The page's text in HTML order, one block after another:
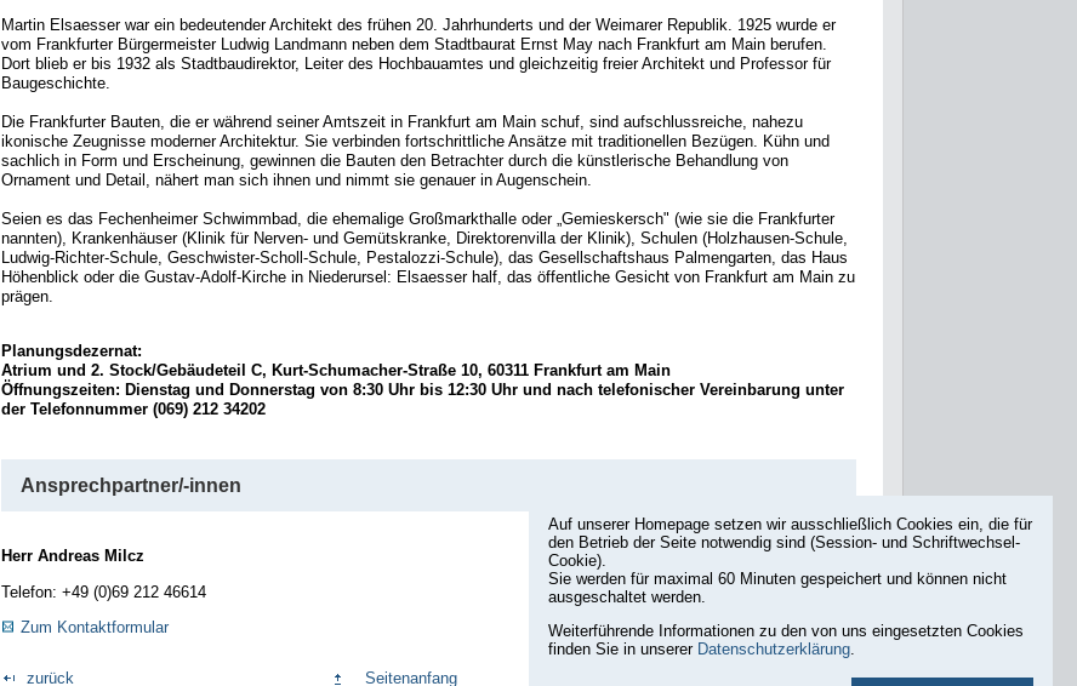
Martin Elsaesser war ein bedeutender Architekt des frühen 20. Jahrhunderts und der Weimarer Republik. 1925 wurde er
vom Frankfurter Bürgermeister Ludwig Landmann neben dem Stadtbaurat Ernst May nach Frankfurt am Main berufen.
Dort blieb er bis 1932 als Stadtbaudirektor, Leiter des Hochbauamtes und gleichzeitig freier Architekt und Professor für
Baugeschichte.
Die Frankfurter Bauten, die er während seiner Amtszeit in Frankfurt am Main schuf, sind aufschlussreiche, nahezu
ikonische Zeugnisse moderner Architektur. Sie verbinden fortschrittliche Ansätze mit traditionellen Bezügen. Kühn und
sachlich in Form und Erscheinung, gewinnen die Bauten den Betrachter durch die künstlerische Behandlung von
Ornament und Detail, nähert man sich ihnen und nimmt sie genauer in Augenschein.
Seien es das Fechenheimer Schwimmbad, die ehemalige Großmarkthalle oder „Gemieskersch" (wie sie die Frankfurter
nannten), Krankenhäuser (Klinik für Nerven- und Gemütskranke, Direktorenvilla der Klinik), Schulen (Holzhausen-Schule,
Ludwig-Richter-Schule, Geschwister-Scholl-Schule, Pestalozzi-Schule), das Gesellschaftshaus Palmengarten, das Haus
Höhenblick oder die Gustav-Adolf-Kirche in Niederursel: Elsaesser half, das öffentliche Gesicht von Frankfurt am Main zu
prägen.
Planungsdezernat:
Atrium und 2. Stock/Gebäudeteil C, Kurt-Schumacher-Straße 10, 60311 Frankfurt am Main
Öffnungszeiten: Dienstag und Donnerstag von 8:30 Uhr bis 12:30 Uhr und nach telefonischer Vereinbarung unter
der Telefonnummer (069) 212 34202
Ansprechpartner/-innen
Herr Andreas Milcz
Telefon: +49 (0)69 212 46614
Zum Kontaktformular
zurück Seitenanfang
Auf unserer Homepage setzen wir ausschließlich Cookies ein, die für
den Betrieb der Seite notwendig sind (Session- und Schriftwechsel-
Cookie).
Sie werden für maximal 60 Minuten gespeichert und können nicht
ausgeschaltet werden.
Weiterführende Informationen zu den von uns eingesetzten Cookies
finden Sie in unserer Datenschutzerklärung.